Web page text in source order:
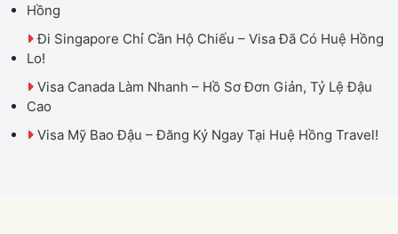
Hồng
Đi Singapore Chỉ Cần Hộ Chiếu – Visa Đã Có Huệ Hồng
Lo!
Visa Canada Làm Nhanh – Hồ Sơ Đơn Giản, Tỷ Lệ Đậu
Cao
Visa Mỹ Bao Đậu – Đăng Ký Ngay Tại Huệ Hồng Travel!